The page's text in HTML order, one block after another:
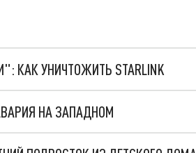
КАК УНИЧТОЖИТЬ STARLINK
НА ЗАПАДНОМ